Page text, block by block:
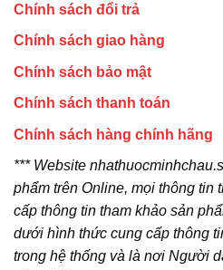
Chính sách đổi trả
Chính sách giao hàng
Chính sách bảo mật
Chính sách thanh toán
Chính sách hàng chính hãng
*** Website
phẩm trên Online, mọi thông tin
cấp thông tin tham khảo sản
dưới hình thức cung cấp thông
trong hệ thống và là nơi Người